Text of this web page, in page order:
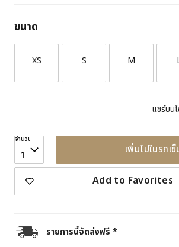
ขนาด
XS S M
แชร์บน
จำนวน
1 เพิ่มไปในรถเข็
Add to Favorites
รายการนี้จัดส่งฟรี *